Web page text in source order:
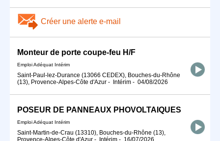
Créer une alerte e-mail
Monteur de porte coupe-feu H/F
Emploi Adéquat Intérim
Saint-Paul-lez-Durance (13066 CEDEX), Bouches-du-Rhône
(13), Provence-Alpes-Côte d'Azur - Intérim - 04/08/2026
POSEUR DE PANNEAUX PHOVOLTAIQUES
Emploi Adéquat Intérim
Saint-Martin-de-Crau (13310), Bouches-du-Rhône (13),
Provence-Alpes-Côte d'Azur - Intérim - 16/07/2026